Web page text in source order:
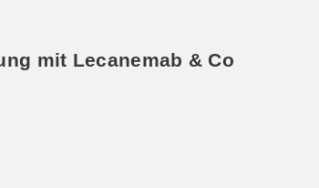
mit Lecanemab & Co